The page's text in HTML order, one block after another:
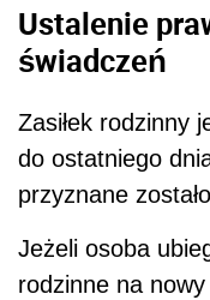
Ustalenie
świadczeń
Zasiłek rodzinny
do ostatniego
przyznane
Jeżeli osoba
rodzinne na nowy